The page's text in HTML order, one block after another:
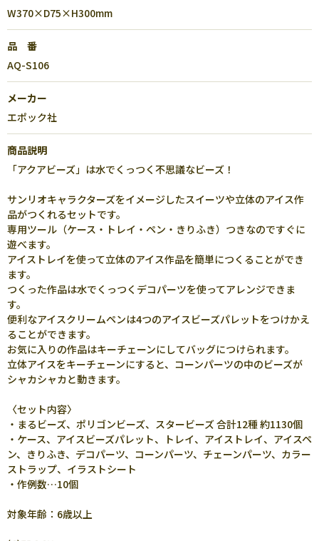
W370×D75×H300mm
品 番
AQ-S106
メーカー
エポック社
商品説明
「アクアビーズ」は水でくっつく不思議なビーズ！
サンリオキャラクターズをイメージしたスイーツや立体のアイス作
品がつくれるセットです。
専用ツール（ケース・トレイ・ペン・きりふき）つきなのですぐに
遊べます。
アイストレイを使って立体のアイス作品を簡単につくることができ
ます。
つくった作品は水でくっつくデコパーツを使ってアレンジできま
す。
便利なアイスクリームペンは4つのアイスビーズパレットをつけかえ
ることができます。
お気に入りの作品はキーチェーンにしてバッグにつけられます。
立体アイスをキーチェーンにすると、コーンパーツの中のビーズが
シャカシャカと動きます。
〈セット内容〉
・まるビーズ、ポリゴンビーズ、スタービーズ 合計12種 約1130個
・ケース、アイスビーズパレット、トレイ、アイストレイ、アイスペ
ン、きりふき、デコパーツ、コーンパーツ、チェーンパーツ、カラー
ストラップ、イラストシート
・作例数…10個
対象年齢：6歳以上